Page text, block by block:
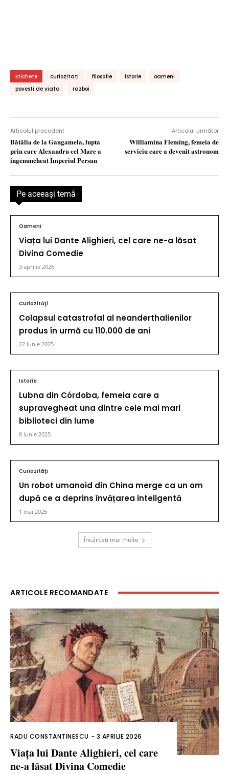
Etichete curiozitati filosofie istorie
oameni
povesti de viata
razboi
Articolul precedent
Bătălia de la Gaugamela, lupta
prin care Alexandru cel Mare a
îngenuncheat Imperiul Persan
Articolul următor
Williamina Fleming, femeia de
serviciu care a devenit astronom
Pe aceeaşi temă
Oameni
Viața lui Dante Alighieri, cel care ne-a lăsat
Divina Comedie
3 aprilie 2026
Curiozităţi
Colapsul catastrofal al neanderthalienilor
produs în urmă cu 110.000 de ani
22 iunie 2025
Istorie
Lubna din Córdoba, femeia care a
supravegheat una dintre cele mai mari
biblioteci din lume
8 iunie 2025
Curiozităţi
Un robot umanoid din China merge ca un om
după ce a deprins învățarea inteligentă
1 mai 2025
Încărcați mai multe
ARTICOLE RECOMANDATE
RADU CONSTANTINESCU - 3 APRILIE 2026
Viața lui Dante Alighieri, cel care
ne-a lăsat Divina Comedie